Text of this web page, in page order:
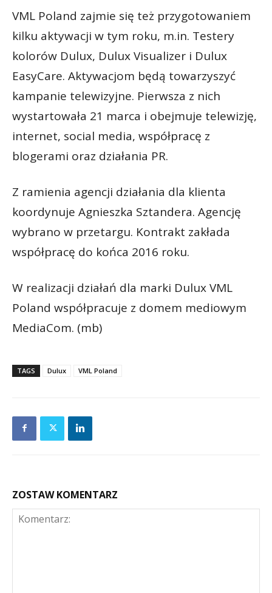
VML Poland zajmie się też przygotowaniem
kilku aktywacji w tym roku, m.in. Testery
kolorów Dulux, Dulux Visualizer i Dulux
EasyCare. Aktywacjom będą towarzyszyć
kampanie telewizyjne. Pierwsza z nich
wystartowała 21 marca i obejmuje telewizję,
internet, social media, współpracę z
blogerami oraz działania PR.
Z ramienia agencji działania dla klienta
koordynuje Agnieszka Sztandera. Agencję
wybrano w przetargu. Kontrakt zakłada
współpracę do końca 2016 roku.
W realizacji działań dla marki Dulux VML
Poland współpracuje z domem mediowym
MediaCom. (mb)
TAGS Dulux VML Poland
ZOSTAW KOMENTARZ